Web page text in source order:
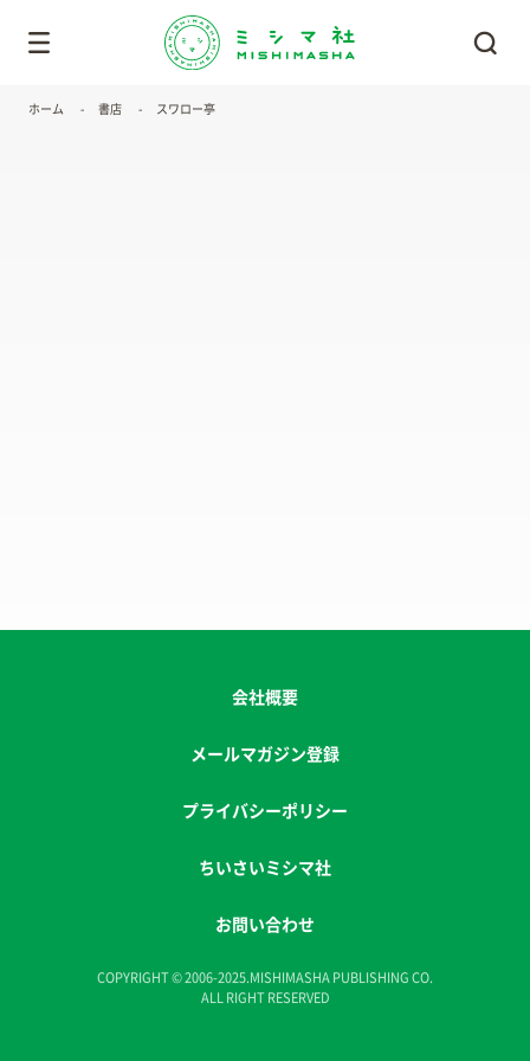
ホーム 書店 スワロー亭
会社概要
メールマガジン登録
プライバシーポリシー
ちいさいミシマ社
お問い合わせ
COPYRIGHT © 2006-2025.MISHIMASHA PUBLISHING CO.
ALL RIGHT RESERVED